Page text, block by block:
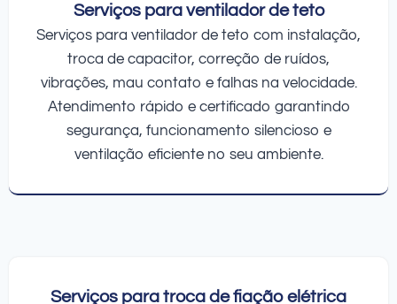
Serviços para ventilador de teto
Serviços para ventilador de teto com instalação,
troca de capacitor, correção de ruídos,
vibrações, mau contato e falhas na velocidade.
Atendimento rápido e certificado garantindo
segurança, funcionamento silencioso e
ventilação eficiente no seu ambiente.
Serviços para troca de fiação elétrica